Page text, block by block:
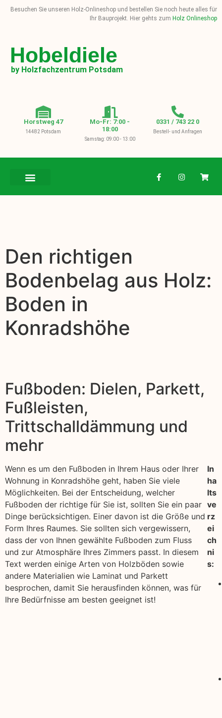
Besuchen Sie unseren Holz-Onlineshop und bestellen Sie noch heute alles für
Ihr Bauprojekt. Hier gehts zum Holz Onlineshop
Hobeldiele
by Holzfachzentrum Potsdam
Horstweg 47
14482 Potsdam
Mo-Fr: 7:00 -
18:00
Samstag: 09:00 - 13:00
0331 / 743 22 0
Bestell- und Anfragen
Den richtigen
Bodenbelag aus Holz:
Boden in
Konradshöhe
Fußboden: Dielen, Parkett,
Fußleisten,
Trittschalldämmung und
mehr
Wenn es um den Fußboden in Ihrem Haus oder Ihrer
Wohnung in Konradshöhe geht, haben Sie viele
Möglichkeiten. Bei der Entscheidung, welcher
Fußboden der richtige für Sie ist, sollten Sie ein paar
Dinge berücksichtigen. Einer davon ist die Größe und
Form Ihres Raumes. Sie sollten sich vergewissern,
dass der von Ihnen gewählte Fußboden zum Fluss
und zur Atmosphäre Ihres Zimmers passt. In diesem
Text werden einige Arten von Holzböden sowie
andere Materialien wie Laminat und Parkett
besprochen, damit Sie herausfinden können, was für
Ihre Bedürfnisse am besten geeignet ist!
In
ha
lts
ve
rz
ei
ch
ni
s: